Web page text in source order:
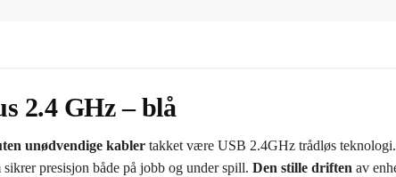
2.4 GHz – blå
unødvendige kablertakket være USB 2.4GHz trådløs
sikrer presisjon både på jobb og under spill. Den stille driften av